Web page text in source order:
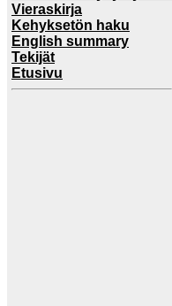
Vieraskirja
Kehyksetön haku
English summary
Tekijät
Etusivu